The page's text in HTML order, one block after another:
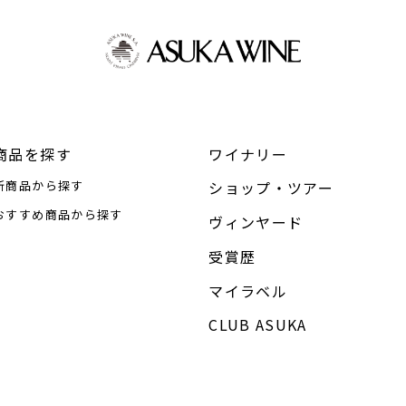
品を探す
商品から探す
すすめ商品から探す
ワイナリー
ショップ・ツアー
ヴィンヤード
受賞歴
マイラベル
CLUB ASUKA